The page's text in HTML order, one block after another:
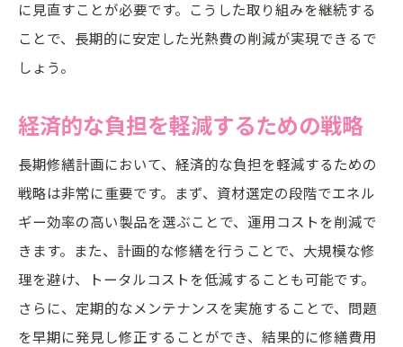
信頼できるコンサルティングの選び方と長期修
繕計画の成功
コンサルティング選定のチェックポイント
成功事例から学ぶコンサルティングの活用
法
コミュニケーションが鍵となる成功の秘訣
コンサルティングとの協働で築く信頼関係
長期修繕計画の成功を導くパートナー選び
修繕積立金の適切な管理がもたらす安心の未来
に見直すことが必要です。こうした取り組みを継続する
ことで、長期的に安定した光熱費の削減が実現できるで
しょう。
経済的な負担を軽減するための戦略
長期修繕計画において、経済的な負担を軽減するための
戦略は非常に重要です。まず、資材選定の段階でエネル
ギー効率の高い製品を選ぶことで、運用コストを削減で
きます。また、計画的な修繕を行うことで、大規模な修
理を避け、トータルコストを低減することも可能です。
さらに、定期的なメンテナンスを実施することで、問題
を早期に発見し修正することができ、結果的に修繕費用